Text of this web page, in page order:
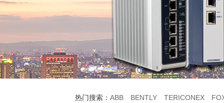
热门搜索： ABB BENTLY TERICONEX